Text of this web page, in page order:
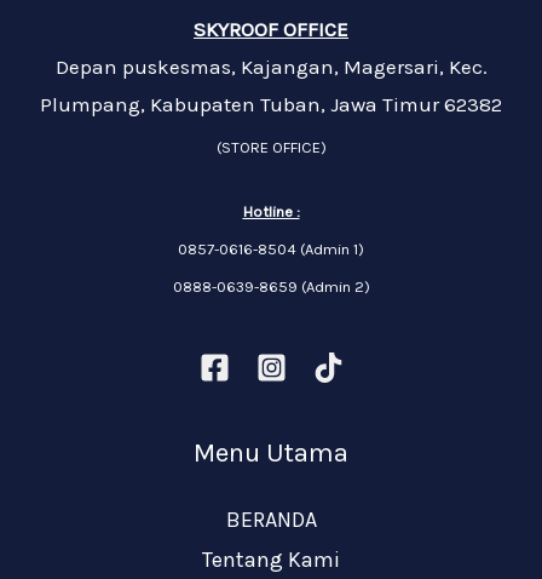
SKYROOF OFFICE
Depan puskesmas, Kajangan, Magersari, Kec.
Plumpang, Kabupaten Tuban, Jawa Timur 62382
(STORE OFFICE)
Hotline :
0857-0616-8504 (Admin 1)
0888-0639-8659 (Admin 2)
Menu Utama
BERANDA
Tentang Kami